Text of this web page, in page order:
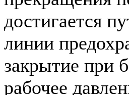
достигается
линии
закрытие при
рабочее